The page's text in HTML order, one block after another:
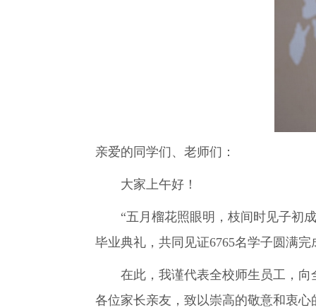
亲爱的同学们、老师们：
大家上午好！
“五月榴花照眼明，枝间时见子初成
毕业典礼，共同见证6765名学子圆满
在此，我谨代表全校师生员工，向
各位家长亲友，致以崇高的敬意和衷心